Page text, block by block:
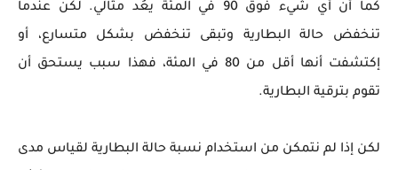
كما أن أي شيء فوق 90 ​​في المئة يعُد مثالي. لكن عندما
تنخفض حالة البطارية وتبقى تنخفض بشكل متسارع، أو
إكتشفت أنها أقل من 80 في المئة، فهذا سبب يستحق أن
تقوم بترقية البطارية.
لكن إذا لم نتمكن من استخدام نسبة حالة البطارية لقياس مدى